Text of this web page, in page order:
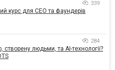
339
курс для CEO та фаундерів
284
створену людьми, та AI-технології?